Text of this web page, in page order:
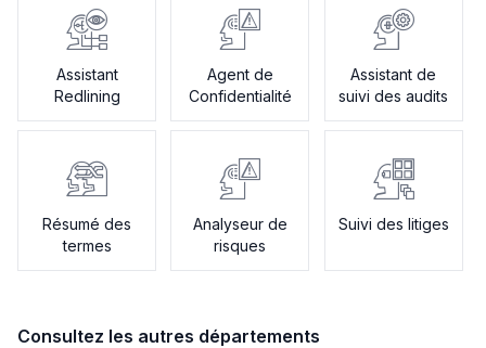
Assistant
Redlining
Agent de
Confidentialité
Assistant de
suivi des audits
Résumé des
termes
Analyseur de
risques
Suivi des litiges
Consultez les autres départements